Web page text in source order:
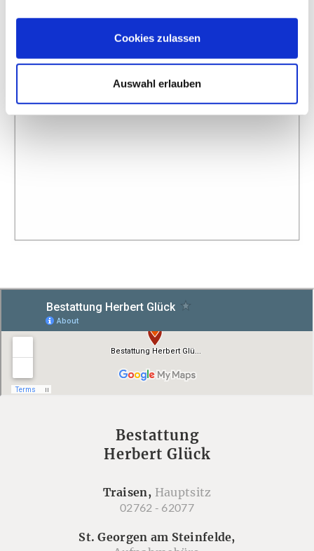
Cookies zulassen
Auswahl erlauben
Bestattung
Herbert Glück
Traisen, Hauptsitz
02762 - 62077
St. Georgen am Steinfelde,